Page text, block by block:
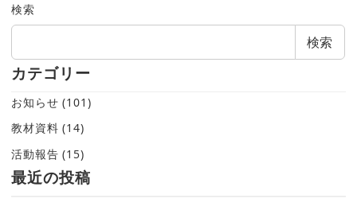
検索
検索
カテゴリー
お知らせ (101)
教材資料 (14)
活動報告 (15)
最近の投稿